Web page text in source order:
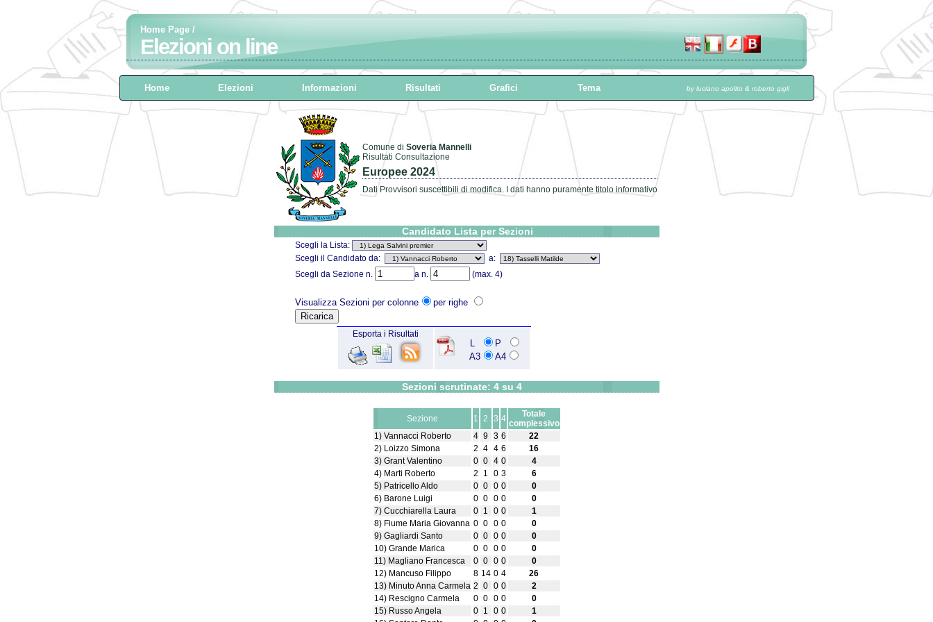
Home Page /
Elezioni on line
Home Elezioni Informazioni Risultati Grafici Tema by luciano apolito & roberto gigli
Comune di Soveria Mannelli
Risultati Consultazione
Europee 2024
Dati Provvisori suscettibili di modifica. I dati hanno puramente titolo informativo
Candidato Lista per Sezioni
Scegli la Lista:
Scegli il Candidato da:
a:
Scegli da Sezione n.
a n. (max. 4)
Visualizza Sezioni per colonne per righe
Esporta i Risultati
L
P
A3
A4
Sezioni scrutinate: 4 su 4
Sezione 1 2 3 4
Totale
complessivo
1) Vannacci Roberto
4 9 3 6
22
2) Loizzo Simona
2 4 4 6
16
3) Grant Valentino
0 0 4 0
4
4) Marti Roberto
2 1 0 3
6
5) Patricello Aldo
0 0 0 0
0
6) Barone Luigi
0 0 0 0
0
7) Cucchiarella Laura
0 1 0 0
1
8) Fiume Maria Giovanna 0 0 0 0
0
9) Gagliardi Santo
0 0 0 0
0
10) Grande Marica
0 0 0 0
0
11) Magliano Francesca
0 0 0 0
0
12) Mancuso Filippo
8 14 0 4
26
13) Minuto Anna Carmela 2 0 0 0
2
14) Rescigno Carmela
0 0 0 0
0
15) Russo Angela
0 1 0 0
1